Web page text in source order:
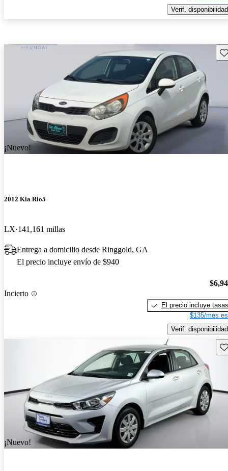
Verif. disponibilidad
¡Nuevo!
2012 Kia Rio5
LX 141,161 millas
Entrega a domicilio desde Ringgold, GA
El precio incluye envío de $940
Incierto
El precio incluye tasas
$135/mes
Verif. disponibilidad
¡Nuevo!